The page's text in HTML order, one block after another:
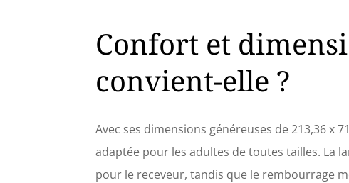
Confort et
convient-elle ?
Avec ses dimensions généreuses de 213,36 x
adaptée pour les adultes de toutes tailles. La
pour le receveur, tandis que le rembourrage